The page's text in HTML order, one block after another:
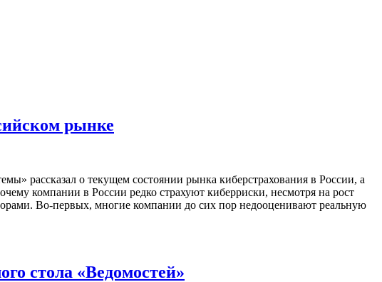
рынке
рассказал о текущем состоянии рынка киберстрахования в России, а
компании в России редко страхуют киберриски, несмотря на рост
Во-первых, многие компании до сих пор недооценивают реальную
стола «Ведомостей»